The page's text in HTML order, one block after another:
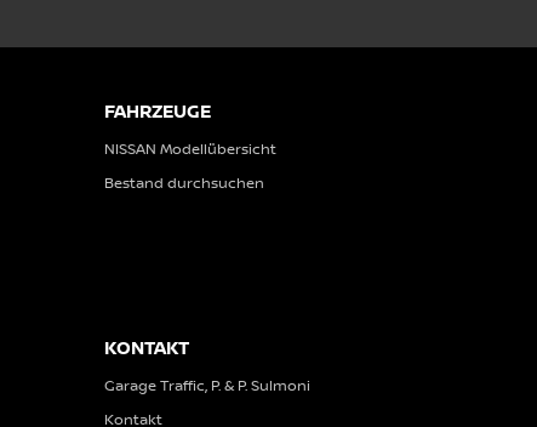
FAHRZEUGE
NISSAN Modellübersicht
Bestand durchsuchen
KONTAKT
Garage Traffic, P. & P. Sulmoni
Kontakt